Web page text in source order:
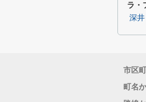
ラ・
深井
市区
町名